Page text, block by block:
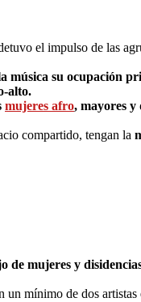
el impulso de las
música su ocupación
alto.
mujeres afro, mayores
compartido, tengan la
de mujeres y
mínimo de dos artistas